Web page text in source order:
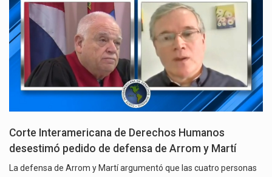
Corte Interamericana de Derechos Humanos
desestimó pedido de defensa de Arrom y Martí
La defensa de Arrom y Martí argumentó que las cuatro personas